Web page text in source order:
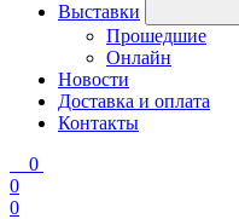
Выставки
Прошедшие
Онлайн
Новости
Доставка и оплата
Контакты
0
0
0